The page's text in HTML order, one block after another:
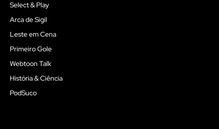
Select & Play
Arca de Sigil
Leste em Cena
Primeiro Gole
Webtoon Talk
História & Ciência
PodSuco